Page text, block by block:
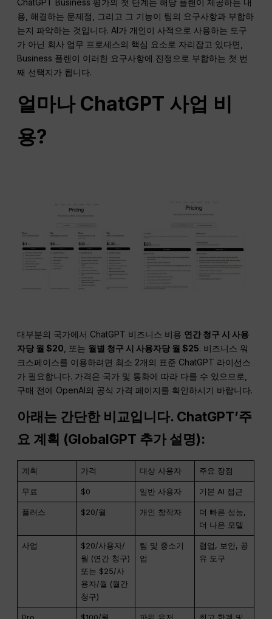
용, 해결하는 문제점, 그리고 그 기능이 팀의 요구사항과 부합하
는지 파악하는 것입니다. AI가 개인이 사적으로 사용하는 도구
가 아닌 회사 업무 프로세스의 핵심 요소로 자리잡고 있다면,
Business 플랜이 이러한 요구사항에 진정으로 부합하는 첫 번
째 선택지가 됩니다.
얼마나 ChatGPT 사업 비
용?
대부분의 국가에서 ChatGPT 비즈니스 비용 연간 청구 시 사용
자당 월 $20 , 또는 월별 청구 시 사용자당 월 $25. 비즈니스 워
크스페이스를 이용하려면 최소 2개의 표준 ChatGPT 라이선스
가 필요합니다. 가격은 국가 및 통화에 따라 다를 수 있으므로,
구매 전에 OpenAI의 공식 가격 페이지를 확인하시기 바랍니다.
아래는 간단한 비교입니다. ChatGPT’주
요 계획 (GlobalGPT 추가 설명):
계획 가격 대상 사용자 주요 장점
무료 $0 일반 사용자 기본 AI 접근
플러스 $20/월 개인 창작자
더 빠른 성능,
더 나은 모델
사업
$20/사용자/
월 (연간 청구)
또는 $25/사
용자/월 (월간
청구)
팀 및 중소기
업
협업, 보안, 공
유 도구